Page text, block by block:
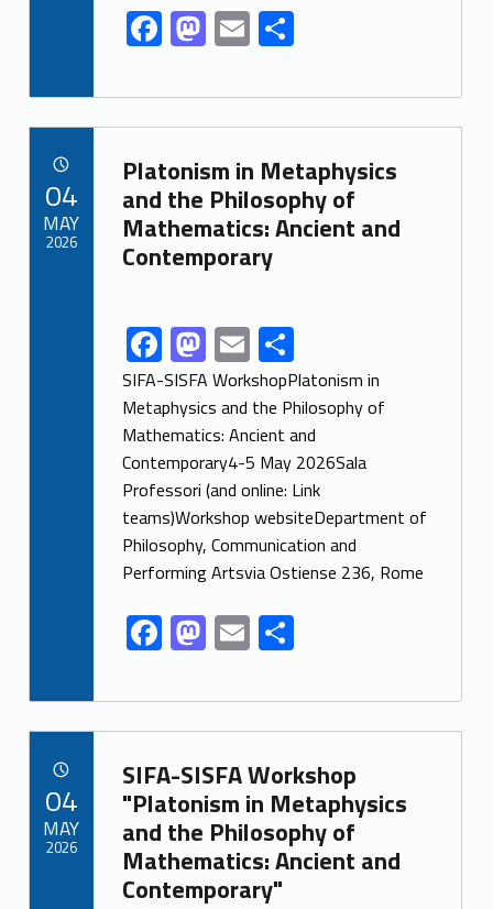
F
ac
e
b
o
o
k
M
as
to
d
o
n
E
m
ai
l
S
h
ar
e
Link identifier archive #link-archive-25071
Platonism in Metaphysics
and the Philosophy of
Mathematics: Ancient and
Contemporary
Link identifier share facebook archive #share-link-archive-81440F
ac
e
b
o
o
k
M
as
to
d
o
n
E
m
ai
l
S
h
ar
e
SIFA-SISFA WorkshopPlatonism in
Metaphysics and the Philosophy of
Mathematics: Ancient and
Contemporary4-5 May 2026Sala
Professori (and online: Link
teams)Workshop websiteDepartment of
Philosophy, Communication and
Performing Artsvia Ostiense 236, Rome
F
ac
e
b
o
o
k
M
as
to
d
o
n
E
m
ai
l
S
ar
e
04
MAY
2026
Link identifier archive #link-archive-90938
SIFA-SISFA Workshop
"Platonism in Metaphysics
and the Philosophy of
Mathematics: Ancient and
Contemporary"
04
MAY
2026